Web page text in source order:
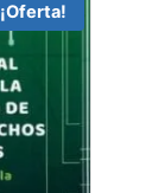
¡Oferta!